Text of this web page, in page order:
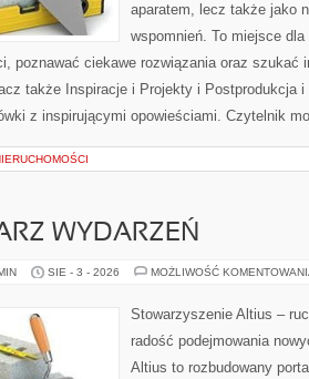
aparatem, lecz także jako
wspomnień. To miejsce
poznawać ciekawe rozwiązania oraz szukać
także Inspiracje i Projekty i Postprodukcja
z inspirującymi opowieściami. Czytelnik
WYDARZEŃ
SIE - 3 - 2026 MOŻLIWOŚĆ
Stowarzyszenie Altius –
radość podejmowania
Altius to rozbudowany